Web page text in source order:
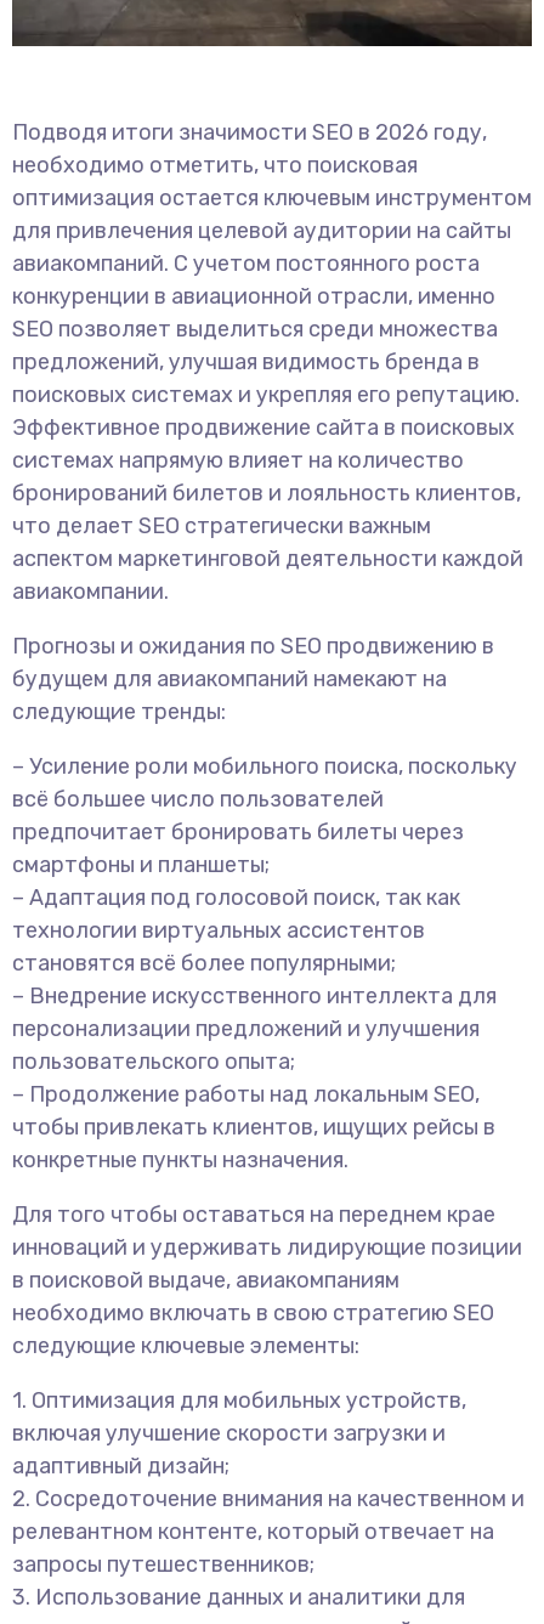
Подводя итоги значимости SEO в 2026 году,
необходимо отметить, что поисковая
оптимизация остается ключевым инструментом
для привлечения целевой аудитории на сайты
авиакомпаний. С учетом постоянного роста
конкуренции в авиационной отрасли, именно
SEO позволяет выделиться среди множества
предложений, улучшая видимость бренда в
поисковых системах и укрепляя его репутацию.
Эффективное продвижение сайта в поисковых
системах напрямую влияет на количество
бронирований билетов и лояльность клиентов,
что делает SEO стратегически важным
аспектом маркетинговой деятельности каждой
авиакомпании.
Прогнозы и ожидания по SEO продвижению в
будущем для авиакомпаний намекают на
следующие тренды:
– Усиление роли мобильного поиска, поскольку
всё большее число пользователей
предпочитает бронировать билеты через
смартфоны и планшеты;
– Адаптация под голосовой поиск, так как
технологии виртуальных ассистентов
становятся всё более популярными;
– Внедрение искусственного интеллекта для
персонализации предложений и улучшения
пользовательского опыта;
– Продолжение работы над локальным SEO,
чтобы привлекать клиентов, ищущих рейсы в
конкретные пункты назначения.
Для того чтобы оставаться на переднем крае
инноваций и удерживать лидирующие позиции
в поисковой выдаче, авиакомпаниям
необходимо включать в свою стратегию SEO
следующие ключевые элементы:
1. Оптимизация для мобильных устройств,
включая улучшение скорости загрузки и
адаптивный дизайн;
2. Сосредоточение внимания на качественном и
релевантном контенте, который отвечает на
запросы путешественников;
3. Использование данных и аналитики для